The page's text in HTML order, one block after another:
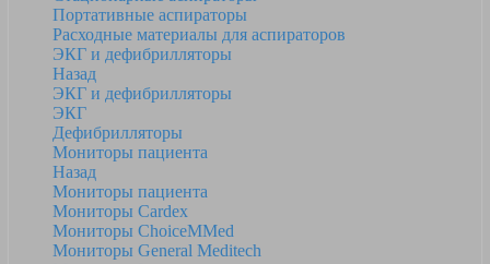
Портативные аспираторы
Расходные материалы для аспираторов
ЭКГ и дефибрилляторы
Назад
ЭКГ и дефибрилляторы
ЭКГ
Дефибрилляторы
Мониторы пациента
Назад
Мониторы пациента
Мониторы Cardex
Мониторы ChoiceMMed
Мониторы General Meditech